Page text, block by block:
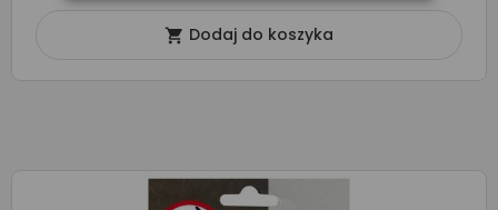
 Dodaj do koszyka